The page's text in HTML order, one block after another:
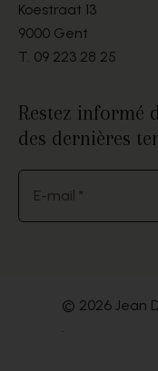
Koestraat 13
9000 Gent
T. 09 223 28 25
Restez informé
des dernières
E-mail *
© 2026 Jean
.